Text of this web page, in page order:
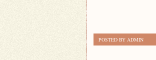
POSTED BY ADMIN